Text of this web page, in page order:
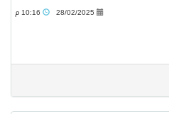
28/02/2025